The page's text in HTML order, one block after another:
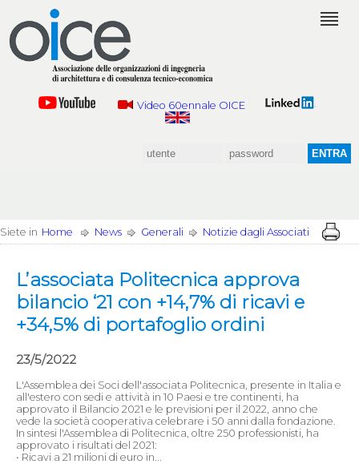
Video 60ennale OICE
Siete in Home News Generali Notizie dagli Associati
L’associata Politecnica approva
bilancio ‘21 con +14,7% di ricavi e
+34,5% di portafoglio ordini
23/5/2022
L'Assemblea dei Soci dell'associata Politecnica, presente in Italia e
all'estero con sedi e attività in 10 Paesi e tre continenti, ha
approvato il Bilancio 2021 e le previsioni per il 2022, anno che
vede la società cooperativa celebrare i 50 anni dalla fondazione.
In sintesi l'Assemblea di Politecnica, oltre 250 professionisti, ha
approvato i risultati del 2021:
• Ricavi a 21 milioni di euro in...